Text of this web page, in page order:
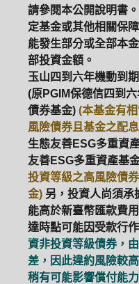
請參閱本公開說明書
定基金或其他相關保
能發生部分或全部本
部投資金額。
玉山四到六年機動到
(原PGIM保德信四到
債券基金) (本基金有
風險債券且基金之配
生態友善ESG多重資
友善ESG多重資產基
投資等級之高風險債
金) 另，投資人尚須承
能高於新臺幣匯款費
達時點可能因受款行
資非投資等級債券，
差，因此違約風險較
稍有可能影響償付能